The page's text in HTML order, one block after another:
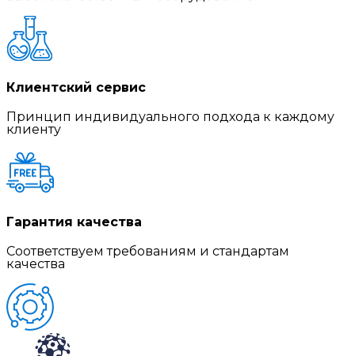
Клиентский сервис
Принцип индивидуального подхода к каждому
клиенту
Гарантия качества
Соответствуем требованиям и стандартам
качества